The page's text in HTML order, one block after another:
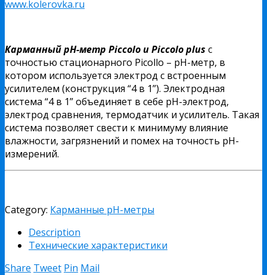
www.kolerovka.ru
Карманный pH-метр Piccolo и Piccolo plus с
точностью стационарного Picollo – рН-метр, в
котором используется электрод с встроенным
усилителем (конструкция “4 в 1”). Электродная
система “4 в 1” объединяет в себе рН-электрод,
электрод сравнения, термодатчик и усилитель. Такая
система позволяет свести к минимуму влияние
влажности, загрязнений и помех на точность рН-
измерений.
Category: Карманные pH-метры
Description
Технические характеристики
Share Tweet Pin Mail